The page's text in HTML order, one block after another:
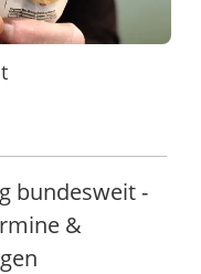
bundesweit -
&